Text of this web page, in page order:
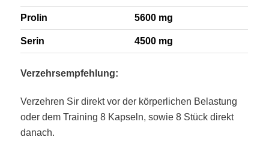
Prolin 5600 mg
Serin 4500 mg
Verzehrsempfehlung:
Verzehren Sir direkt vor der körperlichen Belastung
oder dem Training 8 Kapseln, sowie 8 Stück direkt
danach.